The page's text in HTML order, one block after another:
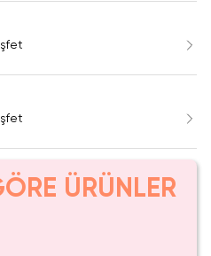
ÜRÜNLER